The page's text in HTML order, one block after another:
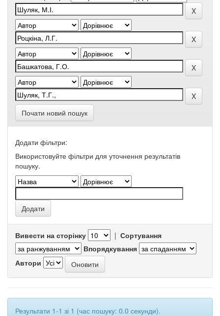
Почати новий пошук
Додати фільтри:
Використовуйте фільтри для уточнення результатів
пошуку.
Вивести на сторінку | Сортування
Впорядкування
Автори
Результати 1-1 зі 1 (час пошуку: 0.0 секунди).